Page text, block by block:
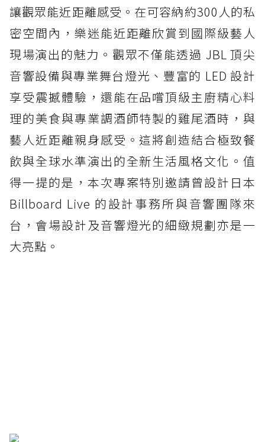
讓觀眾能近距離感受。在可容納約300人的私
密空間內，樂迷能近距離欣賞到國際級藝人
現場演出的魅力。觀眾不僅能透過 JBL 頂尖
音響設備與專業舞台燈光、豐富的 LED 設計
享受震撼體驗，還能在品嚐頂級主廚精心料
理的美食與專業調酒師特製的雞尾酒時，與
藝人近距離親身感受。這將創造結合極致餐
飲與全球水準演出的全新生活風格文化。值
得一提的是，本次專案特別邀請曾設計日本
Billboard Live 的設計事務所與音響團隊來
台，會場設計及音響燈光的細緻規劃亦是一
大亮點。